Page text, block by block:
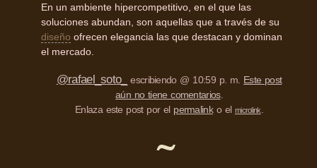
En un ambiente hipercompetitivo, en el que las
soluciones abundan, son aquellas que a través de su
diseño ofrecen elegancia las que destacan y dominan
el mercado.
@rafael_soto_ escribiendo @ 10:59 p. m. Este post
aún no tiene comentarios.
Enlaza este post por el permalinko el microlink